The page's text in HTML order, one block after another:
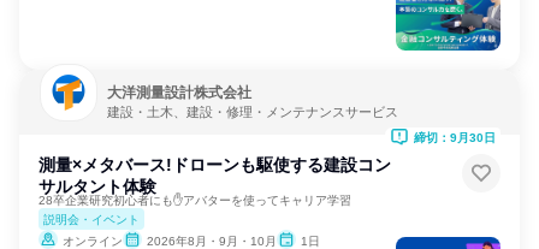
大洋測量設計株式会社
建設・土木、建設・修理・メンテナンスサービス
測量×メタバース!ドローンも駆使する建設コン
サルタント体験
28卒企業研究初心者にも✋アバターを使ってキャリア学習
説明会・イベント
オンライン
2026年8月・9月・10月 1日
締切：9月30日